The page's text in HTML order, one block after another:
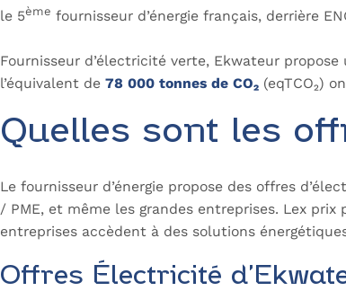
le 5ème fournisseur d’énergie français, derrière
Fournisseur d’électricité verte, Ekwateur propose
l’équivalent de 78 000 tonnes de CO₂ (eqTCO₂)
Quelles sont les
Le fournisseur d’énergie propose des offres
/ PME, et même les grandes entreprises. Lex
entreprises accèdent à des solutions
Offres Électricité